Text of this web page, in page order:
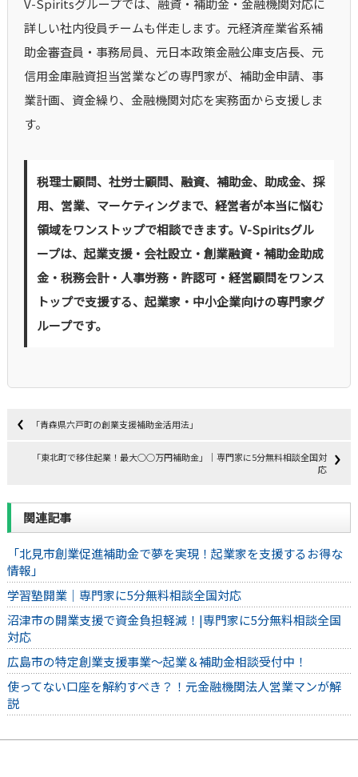
V-Spiritsグループでは、融資・補助金・金融機関対応に
詳しい社内役員チームも伴走します。元経済産業省系補
助金審査員・事務局員、元日本政策金融公庫支店長、元
信用金庫融資担当営業などの専門家が、補助金申請、事
業計画、資金繰り、金融機関対応を実務面から支援しま
す。
税理士顧問、社労士顧問、融資、補助金、助成金、採
用、営業、マーケティングまで、経営者が本当に悩む
領域をワンストップで相談できます。V-Spiritsグル
ープは、起業支援・会社設立・創業融資・補助金助成
金・税務会計・人事労務・許認可・経営顧問をワンス
トップで支援する、起業家・中小企業向けの専門家グ
ループです。
「青森県六戸町の創業支援補助金活用法」
「東北町で移住起業！最大○○万円補助金」｜専門家に5分無料相談全国対
応
関連記事
「北見市創業促進補助金で夢を実現！起業家を支援するお得な
情報」
学習塾開業｜専門家に5分無料相談全国対応
沼津市の開業支援で資金負担軽減！|専門家に5分無料相談全国
対応
広島市の特定創業支援事業～起業＆補助金相談受付中！
使ってない口座を解約すべき？！元金融機関法人営業マンが解
説